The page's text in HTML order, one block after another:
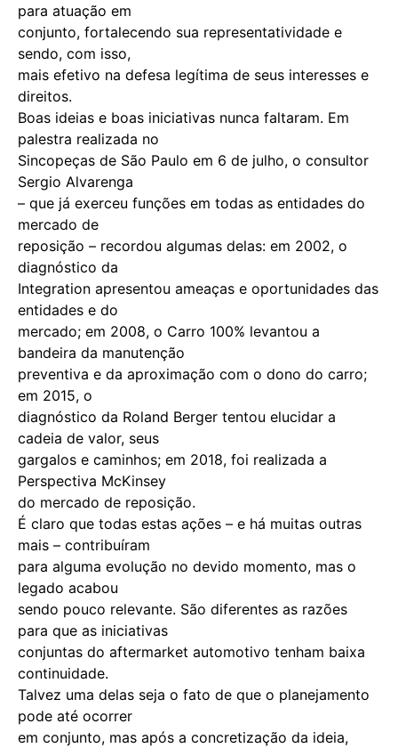
para atuação em
conjunto, fortalecendo sua representatividade e
sendo, com isso,
mais efetivo na defesa legítima de seus interesses e
direitos.
Boas ideias e boas iniciativas nunca faltaram. Em
palestra realizada no
Sincopeças de São Paulo em 6 de julho, o consultor
Sergio Alvarenga
– que já exerceu funções em todas as entidades do
mercado de
reposição – recordou algumas delas: em 2002, o
diagnóstico da
Integration apresentou ameaças e oportunidades das
entidades e do
mercado; em 2008, o Carro 100% levantou a
bandeira da manutenção
preventiva e da aproximação com o dono do carro;
em 2015, o
diagnóstico da Roland Berger tentou elucidar a
cadeia de valor, seus
gargalos e caminhos; em 2018, foi realizada a
Perspectiva McKinsey
do mercado de reposição.
É claro que todas estas ações – e há muitas outras
mais – contribuíram
para alguma evolução no devido momento, mas o
legado acabou
sendo pouco relevante. São diferentes as razões
para que as iniciativas
conjuntas do aftermarket automotivo tenham baixa
continuidade.
Talvez uma delas seja o fato de que o planejamento
pode até ocorrer
em conjunto, mas após a concretização da ideia,